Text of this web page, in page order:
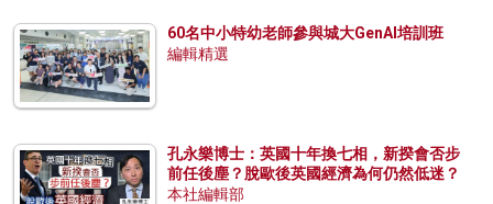
60名中小特幼老師參與城大GenAI培訓班
編輯精選
孔永樂博士：英國十年換七相，新揆會否步
前任後塵？脫歐後英國經濟為何仍然低迷？
本社編輯部